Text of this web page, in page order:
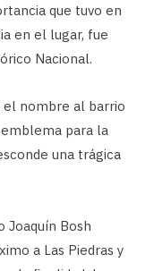
que tuvo en
en el lugar, fue
Nacional.
el nombre al barrio
para la
una trágica
Joaquín Bosh
a Las Piedras y